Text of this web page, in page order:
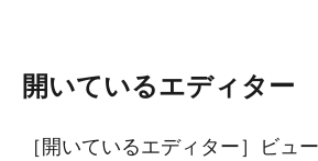
#Other
#Music #
開いているエディター
［開いているエディター］ビュ